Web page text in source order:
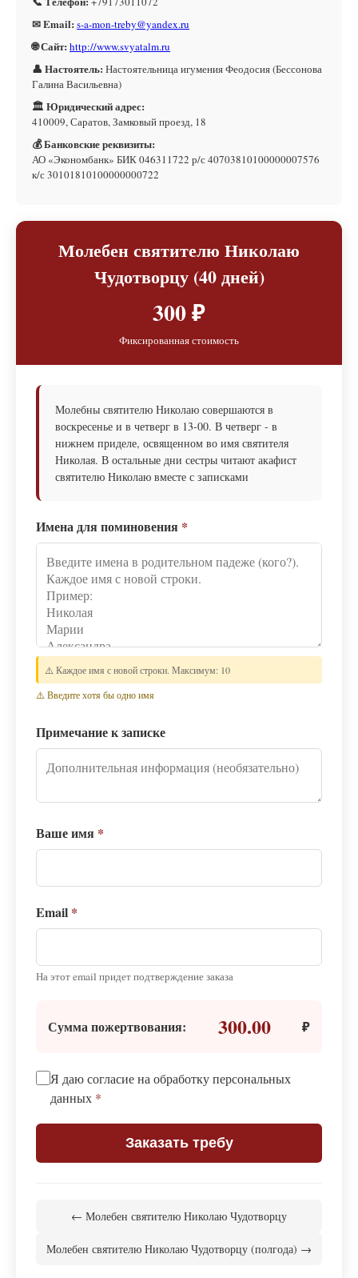
✉ Email: s-a-mon-treby@yandex.ru
🌐 Сайт: http://www.svyatalm.ru
👤 Настоятель: Настоятельница игумения Феодосия (Бессонова
Галина Васильевна)
🏛 Юридический адрес:
410009, Саратов, Замковый проезд, 18
💰 Банковские реквизиты:
АО «Экономбанк» БИК 046311722 р/с 40703810100000007576
к/с 30101810100000000722
Молебен святителю Николаю
Чудотворцу (40 дней)
300 ₽
Фиксированная стоимость
Молебны святителю Николаю совершаются в
воскресенье и в четверг в 13-00. В четверг - в
нижнем приделе, освященном во имя святителя
Николая. В остальные дни сестры читают акафист
святителю Николаю вместе с записками
Имена для поминовения *
⚠️ Каждое имя с новой строки. Максимум: 10
⚠️ Введите хотя бы одно имя
Примечание к записке
Ваше имя *
Email *
На этот email придет подтверждение заказа
Сумма пожертвования: 300.00 ₽
Я даю согласие на обработку персональных
данных *
Заказать требу
← Молебен святителю Николаю Чудотворцу
Молебен святителю Николаю Чудотворцу (полгода) →